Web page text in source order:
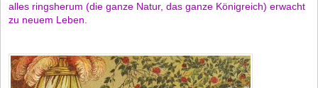
alles ringsherum (die ganze Natur, das ganze Königreich) erwacht
zu neuem Leben.